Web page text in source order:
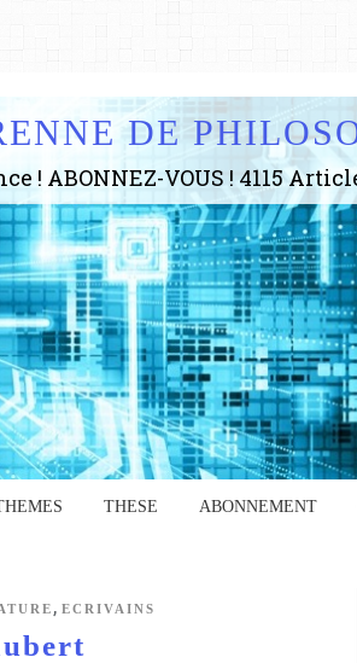
DE
THESE ABONNEMENT
, ECRIVAINS